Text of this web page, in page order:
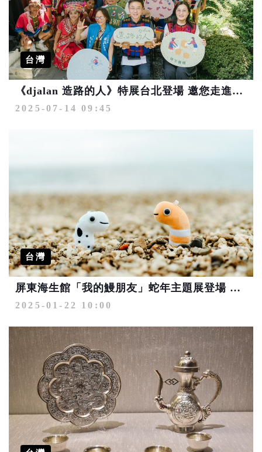
台灣
《djalan 造路的人》特展台北登場 邀您走進屏東高士部落的永續之路
2025-07-14 09:45
台灣
屏東海生館「我的鰻朋友」蛇年主題展登場 認識鰻類生物的奇妙世界
2025-01-22 10:00